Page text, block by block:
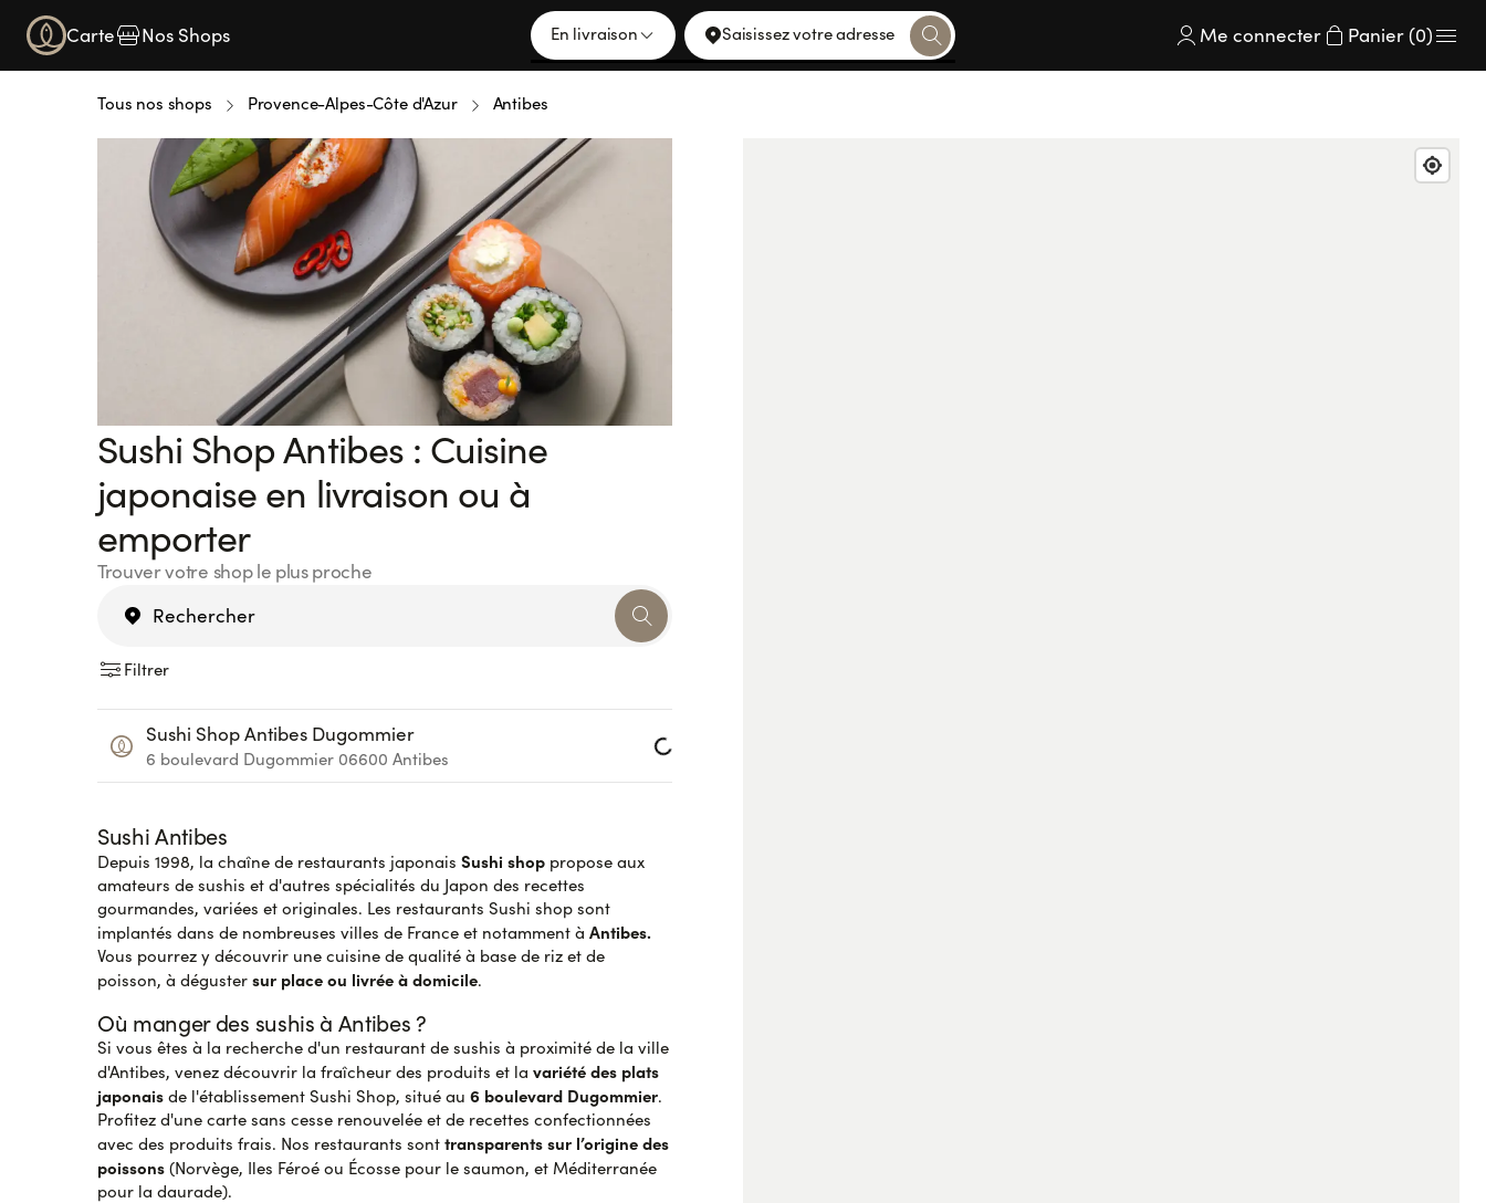
Carte Nos Shops En livraison Saisissez votre adresse Me connecter Panier (0)
Tous nos shops Provence-Alpes-Côte d'Azur Antibes
Sushi Shop Antibes : Cuisine
japonaise en livraison ou à
emporter
Trouver votre shop le plus proche
Filtrer
Sushi Shop Antibes Dugommier
6 boulevard Dugommier 06600 Antibes Loading...
Sushi Antibes
Depuis 1998, la chaîne de restaurants japonais Sushi shop propose aux
amateurs de sushis et d'autres spécialités du Japon des recettes
gourmandes, variées et originales. Les restaurants Sushi shop sont
implantés dans de nombreuses villes de France et notamment à Antibes.
Vous pourrez y découvrir une cuisine de qualité à base de riz et de
poisson, à déguster sur place ou livrée à domicile.
Où manger des sushis à Antibes ?
Si vous êtes à la recherche d'un restaurant de sushis à proximité de la ville
d'Antibes, venez découvrir la fraîcheur des produits et la variété des plats
japonais de l'établissement Sushi Shop, situé au 6 boulevard Dugommier.
Profitez d'une carte sans cesse renouvelée et de recettes confectionnées
avec des produits frais. Nos restaurants sont transparents sur l’origine des
poissons (Norvège, Iles Féroé ou Écosse pour le saumon, et Méditerranée
pour la daurade).